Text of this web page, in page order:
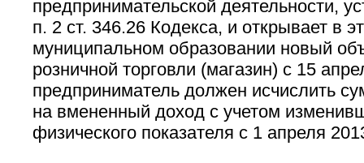
предпринимательской деятельности,
п. 2 ст. 346.26 Кодекса, и открывает в
муниципальном образовании новый
розничной торговли (магазин) с 15
предприниматель должен исчислить
на вмененный доход с учетом
физического показателя с 1 апреля